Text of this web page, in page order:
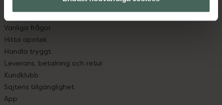
Kontakta oss
Vanliga frågor
Hitta apotek
Handla tryggt
Leverans, betalning och retur
Kundklubb
Sajtens tillgänglighet
App